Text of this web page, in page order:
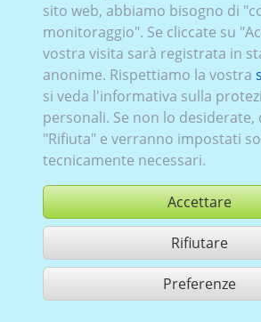
comprare
condividi 1 risultati di
sito web, abbiamo bisogno di
monitoraggio". Se cliccate su
vostra visita sarà registrata in
anonime. Rispettiamo la vostra
si veda l'informativa sulla
personali. Se non lo desiderate,
"Rifiuta" e verranno impostati
tecnicamente necessari.
Accettare
Rifiutare
Preferenze